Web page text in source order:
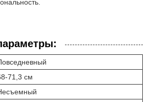
71,3 см